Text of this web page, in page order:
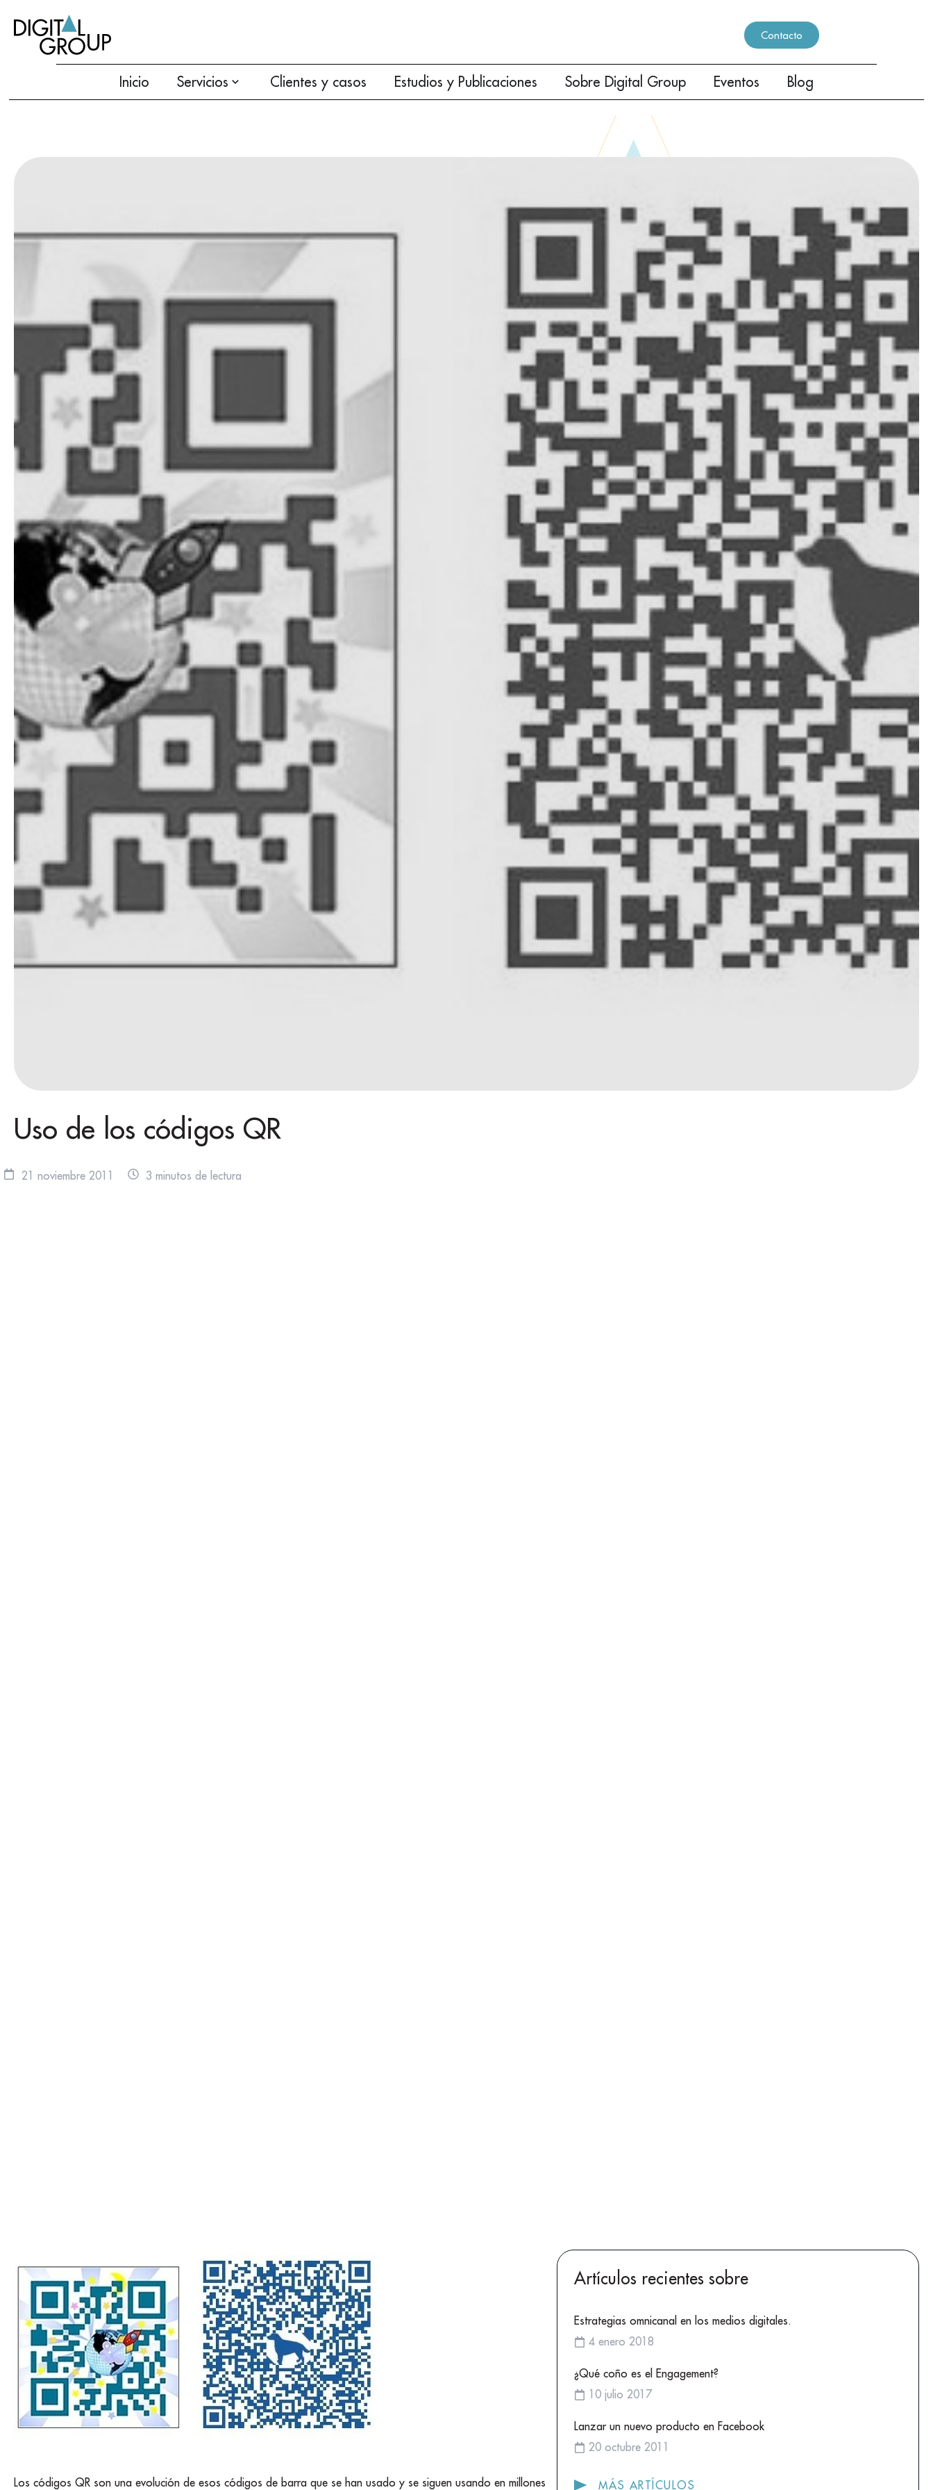
Contacto
Inicio Servicios Clientes y casos Estudios y Publicaciones Sobre Digital Group Eventos Blog
Uso de los códigos QR
21 noviembre 2011 3 minutos de lectura
Los códigos QR son una evolución de esos códigos de barra que se han usado y se siguen usando en millones
Artículos recientes sobre
Estrategias omnicanal en los medios digitales.
4 enero 2018
¿Qué coño es el Engagement?
10 julio 2017
Lanzar un nuevo producto en Facebook
20 octubre 2011
MÁS ARTÍCULOS